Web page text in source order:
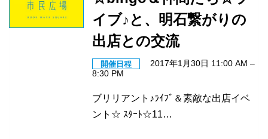
イブ♪と、明石繋がりの
出店との交流
開催日程 2017年1月30日 11:00 AM –
8:30 PM
ブリリアント♪ﾗｲﾌﾞ＆素敵な出店イベ
ント☆ ｽﾀｰﾄ☆11…